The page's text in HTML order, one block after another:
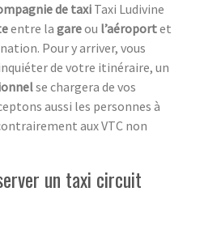
de taxi Taxi Ludivine
entre la gareou l’aéroportet
Pour y arriver, vous
inquiéter de votre itinéraire, un
se chargera de vos
aussi les personnes à
aux VTC non
un taxi circuit